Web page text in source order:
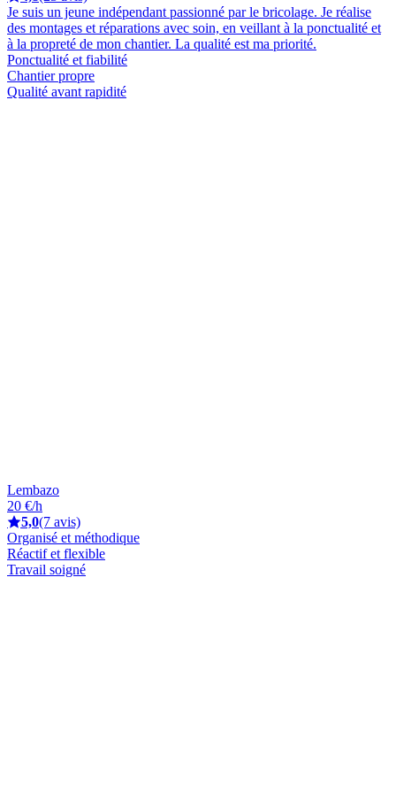
Je suis un jeune indépendant passionné par le bricolage. Je réalise
des montages et réparations avec soin, en veillant à la ponctualité et
à la propreté de mon chantier. La qualité est ma priorité.
Ponctualité et fiabilité
Chantier propre
Qualité avant rapidité
Lembazo
20 €/h
5,0(7 avis)
Organisé et méthodique
Réactif et flexible
Travail soigné